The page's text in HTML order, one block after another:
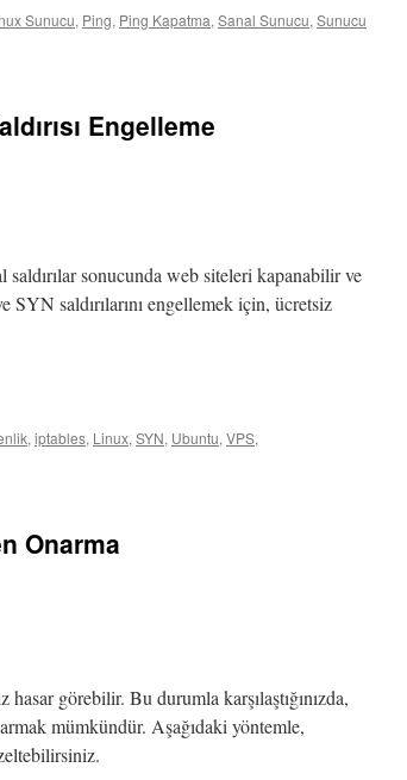
Sunucu, Ping, Ping Kapatma, Sanal Sunucu, Sunucu
Engelleme
sonucunda web siteleri kapanabilir ve
saldırılarını engellemek için, ücretsiz
, iptables, Linux, SYN, Ubuntu, VPS,
Onarma
görebilir. Bu durumla karşılaştığınızda,
mümkündür. Aşağıdaki yöntemle,